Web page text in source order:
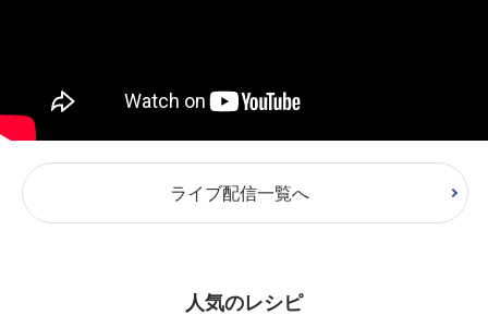
ライブ配信一覧へ
人気のレシピ